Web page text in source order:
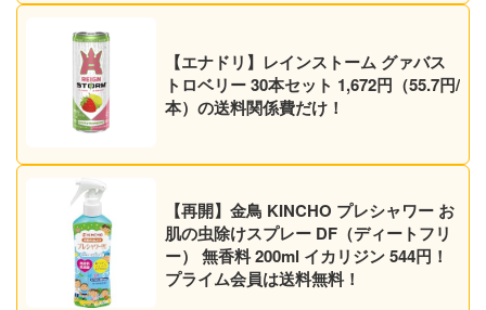
【エナドリ】レインストーム グァバス
トロベリー 30本セット 1,672円（55.7円/
本）の送料関係費だけ！
【再開】金鳥 KINCHO プレシャワー お
肌の虫除けスプレー DF（ディートフリ
ー） 無香料 200ml イカリジン 544円！
プライム会員は送料無料！